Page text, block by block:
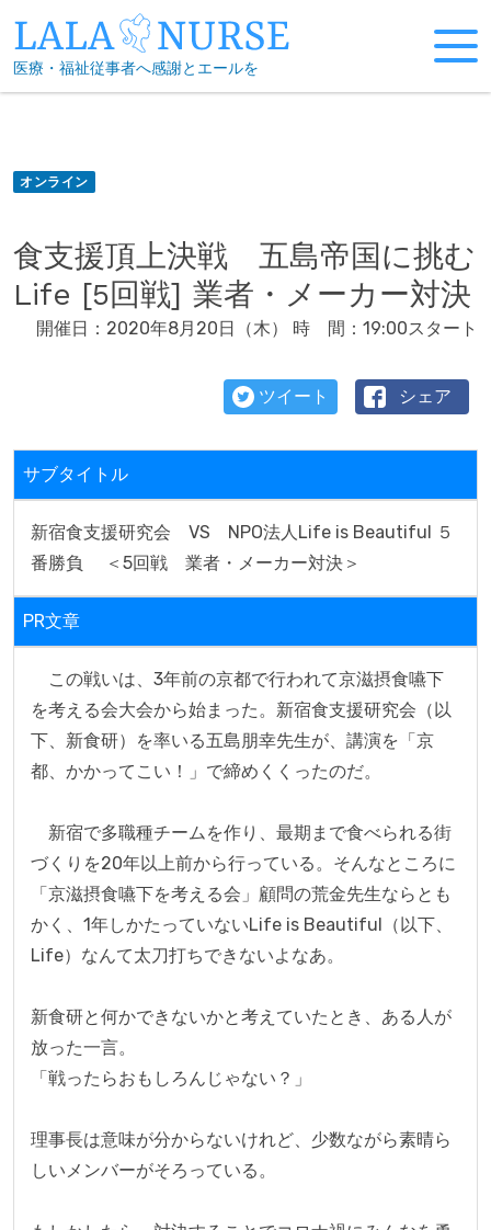
to
content
医療・福祉従事者へ感謝とエールを
オンライン
食支援頂上決戦 五島帝国に挑む
Life [5回戦] 業者・メーカー対決
開催日：2020年8月20日（木） 時 間：19:00スタート
ツイート シェア
サブタイトル
新宿食支援研究会　VS　NPO法人Life is Beautiful ５
番勝負　 ＜5回戦　業者・メーカー対決＞
PR文章
この戦いは、3年前の京都で行われて京滋摂食嚥下
を考える会大会から始まった。新宿食支援研究会（以
下、新食研）を率いる五島朋幸先生が、講演を「京
都、かかってこい！」で締めくくったのだ。
新宿で多職種チームを作り、最期まで食べられる街
づくりを20年以上前から行っている。そんなところに
「京滋摂食嚥下を考える会」顧問の荒金先生ならとも
かく、1年しかたっていないLife is Beautiful（以下、
Life）なんて太刀打ちできないよなあ。
新食研と何かできないかと考えていたとき、ある人が
放った一言。
「戦ったらおもしろんじゃない？」
理事長は意味が分からないけれど、少数ながら素晴ら
しいメンバーがそろっている。